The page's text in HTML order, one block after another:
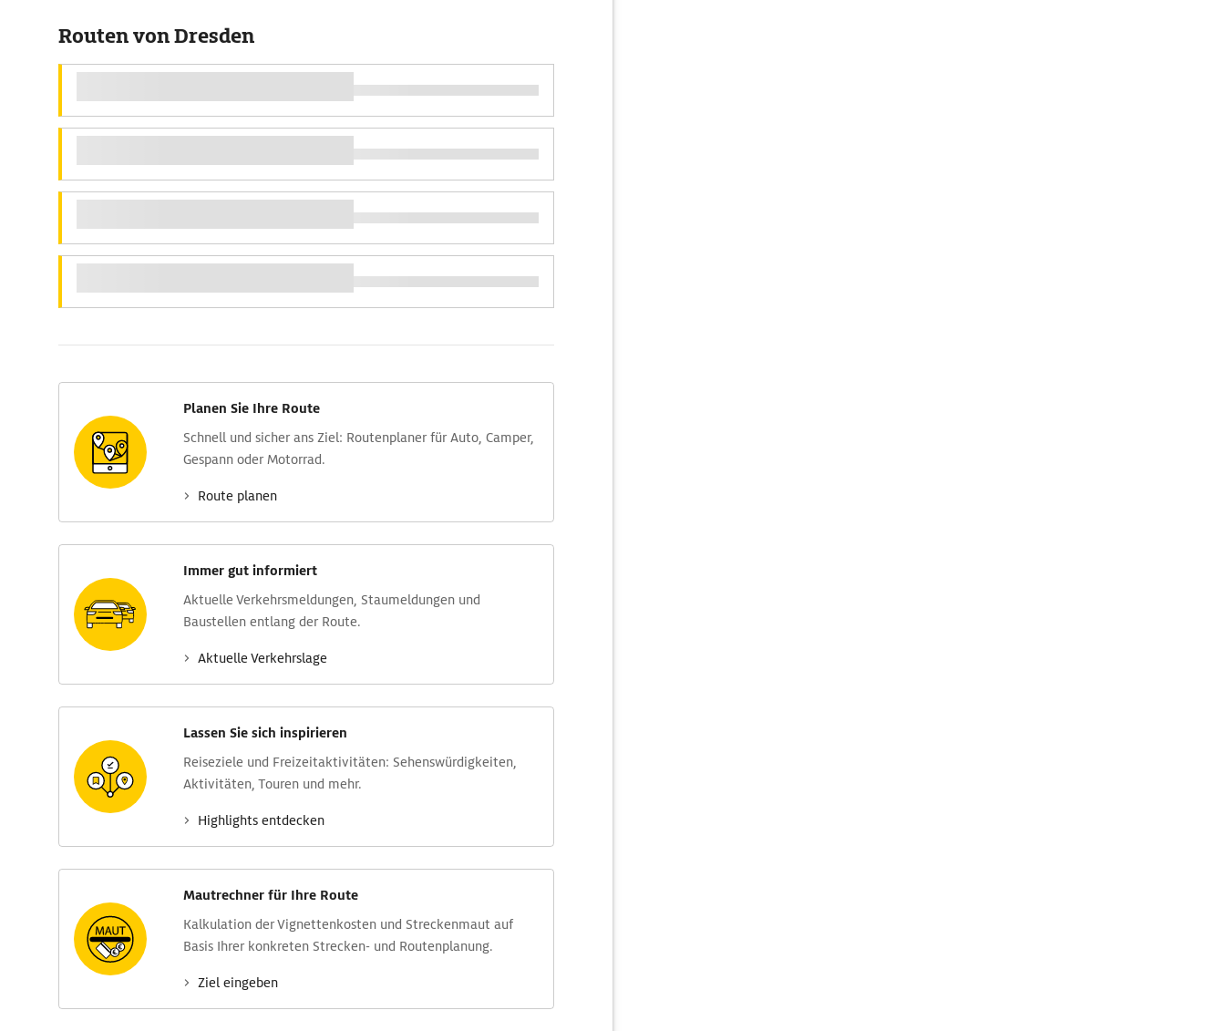
Routen von Dresden
Planen Sie Ihre Route
Schnell und sicher ans Ziel: Routen­planer für Auto, Camper,
Gespann oder Motorrad.
Route planen
Immer gut informiert
Aktuelle Verkehrs­meldungen, Stau­meldungen und
Baustellen entlang der Route.
Aktuelle Verkehrs­lage
Lassen Sie sich inspirieren
Reise­ziele und Freizeit­aktivitäten: Sehens­würdig­keiten,
Aktivitäten, Touren und mehr.
Highlights entdecken
Mautrechner für Ihre Route
Kalkulation der Vignettenkosten und Streckenmaut auf
Basis Ihrer konkreten Strecken- und Routenplanung.
Ziel eingeben